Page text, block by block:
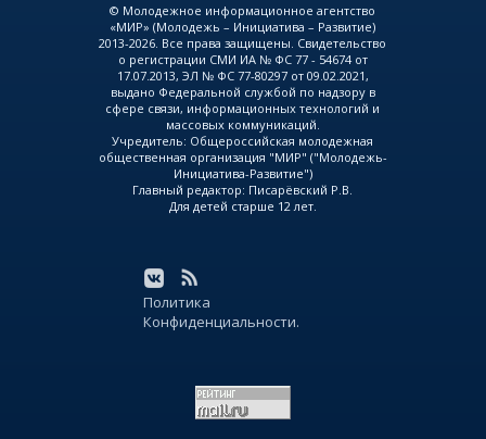
© Молодежное информационное агентство
«МИР» (Молодежь – Инициатива – Развитие)
2013-2026. Все права защищены. Свидетельство
о регистрации СМИ ИА № ФС 77 - 54674 от
17.07.2013, ЭЛ № ФС 77-80297 от 09.02.2021,
выдано Федеральной службой по надзору в
сфере связи, информационных технологий и
массовых коммуникаций.
Учредитель: Общероссийская молодежная
общественная организация "МИР" ("Молодежь-
Инициатива-Развитие")
Главный редактор: Писарёвский Р.В.
Для детей старше 12 лет.
Политика
Конфиденциальности.